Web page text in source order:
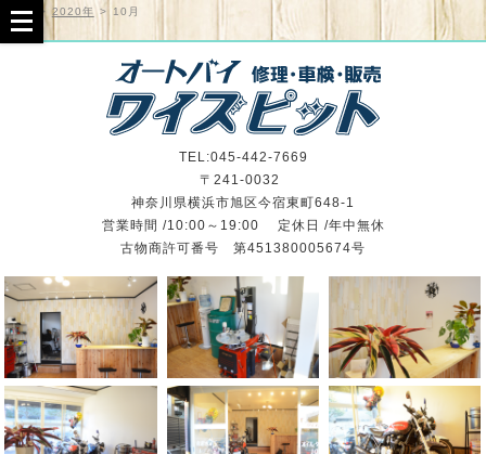
TOP > 2020年 > 10月
TEL:045-442-7669
〒241-0032
神奈川県横浜市旭区今宿東町648-1
営業時間 /10:00～19:00 定休日 /年中無休
古物商許可番号 第451380005674号